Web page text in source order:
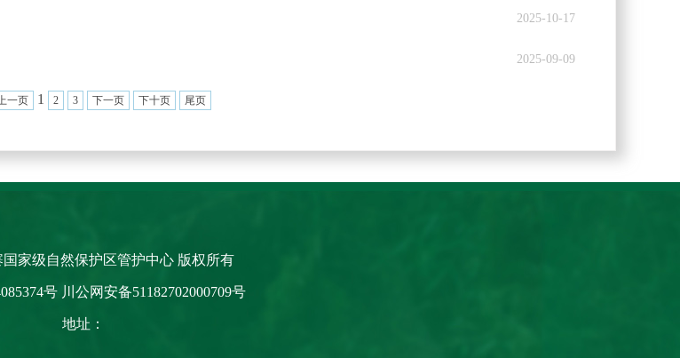
2025-10-17
2025-09-09
一页 1 2 3 下一页 下十页 尾页
国家级自然保护区管护中心 版权所有
号 川公网安备51182702000709号
地址：